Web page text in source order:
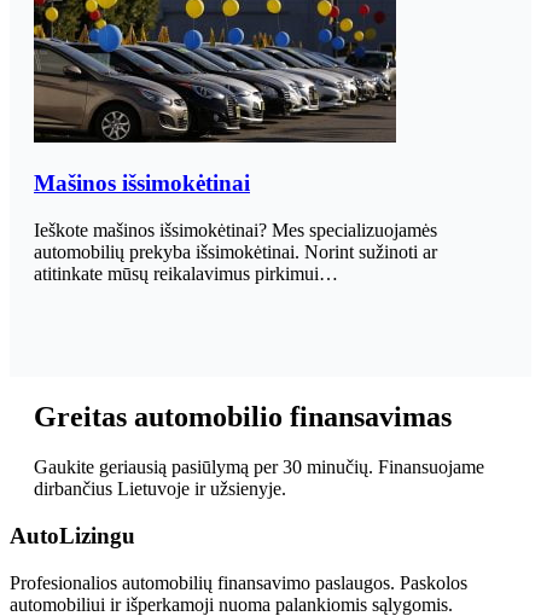
Mašinos išsimokėtinai
Ieškote mašinos išsimokėtinai? Mes specializuojamės
automobilių prekyba išsimokėtinai. Norint sužinoti ar
atitinkate mūsų reikalavimus pirkimui…
Greitas automobilio finansavimas
Gaukite geriausią pasiūlymą per 30 minučių. Finansuojame
dirbančius Lietuvoje ir užsienyje.
AutoLizingu
Profesionalios automobilių finansavimo paslaugos. Paskolos
automobiliui ir išperkamoji nuoma palankiomis sąlygomis.